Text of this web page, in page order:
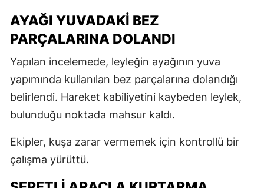
AYAĞI YUVADAKİ BEZ
PARÇALARINA DOLANDI
Yapılan incelemede, leyleğin ayağının yuva
yapımında kullanılan bez parçalarına dolandığı
belirlendi. Hareket kabiliyetini kaybeden leylek,
bulunduğu noktada mahsur kaldı.
Ekipler, kuşa zarar vermemek için kontrollü bir
çalışma yürüttü.